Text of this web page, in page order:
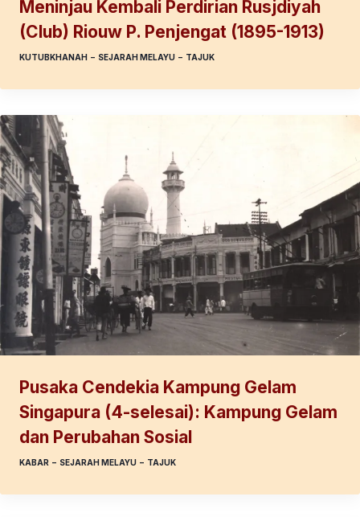
Meninjau Kembali Perdirian Rusjdiyah
(Club) Riouw P. Penjengat (1895-1913)
KUTUBKHANAH – SEJARAH MELAYU – TAJUK
Pusaka Cendekia Kampung Gelam
Singapura (4-selesai): Kampung Gelam
dan Perubahan Sosial
KABAR – SEJARAH MELAYU – TAJUK